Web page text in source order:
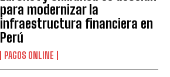
para modernizar la
infraestructura financiera en
Perú
PAGOS ONLINE